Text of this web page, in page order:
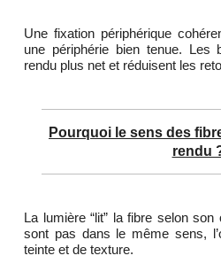
Une fixation périphérique
une périphérie bien tenue. Les
rendu plus net et réduisent les
Pourquoi le sens des
rendu
La lumière “lit” la fibre selon
sont pas dans le même sens,
teinte et de texture.